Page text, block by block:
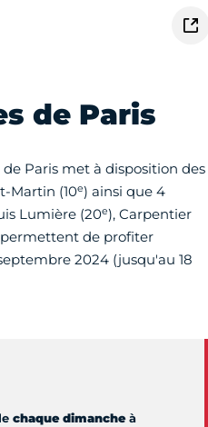
de Paris
Paris met à disposition des
Martin (10e) ainsi que 4
Lumière (20e), Carpentier
permettent de profiter
2024 (jusqu'au 18
chaque dimancheà